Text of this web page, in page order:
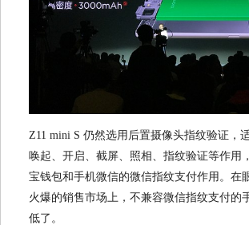
Z11 mini S 仍然选用后置摄像头指纹验证，
唤起、开启、截屏、照相、指纹验证等作用
宝钱包和手机微信的微信指纹支付作用。在
火爆的销售市场上，不兼容微信指纹支付的
低了。